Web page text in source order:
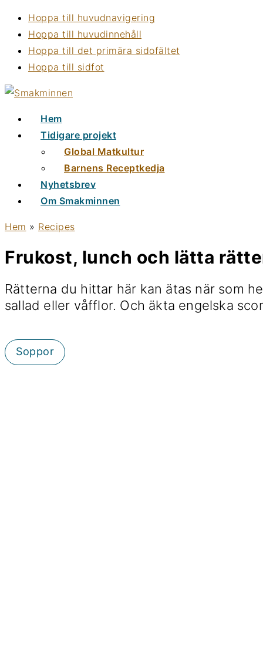
Hoppa till huvudnavigering
Hoppa till huvudinnehåll
Hoppa till det primära sidofältet
Hoppa till sidfot
Hem
Tidigare projekt
Global Matkultur
Barnens Receptkedja
Nyhetsbrev
Om Smakminnen
Hem » Recipes
Frukost, lunch och lätta
Rätterna du hittar här kan ätas när som
sallad eller våfflor. Och äkta engelska
Soppor